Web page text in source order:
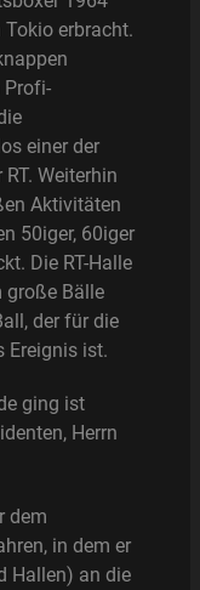
erbracht.
Profi-
einer der
Weiterhin
Aktivitäten
50iger, 60iger
Die RT-Halle
große Bälle
der für die
Ereignis ist.
ging ist
Herrn
dem
in dem er
Hallen) an die